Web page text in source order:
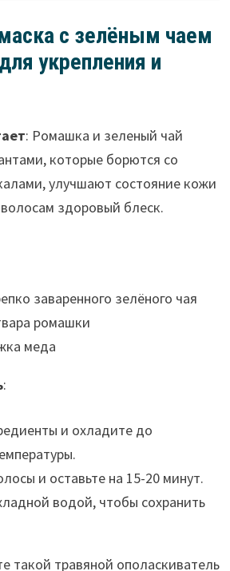
с зелёным чаем
укрепления и
: Ромашка и зеленый чай
которые борются со
улучшают состояние кожи
здоровый блеск.
заваренного зелёного чая
ромашки
меда
:
и охладите до
и оставьте на 15-20 минут.
водой, чтобы сохранить
такой травяной ополаскиватель